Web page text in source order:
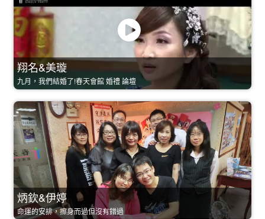
翔名&美璇
九月，我們結婚了!春天會館 婚禮 論壇
炳欽&伊婷
命運的安排，擦身而過但沒有錯過